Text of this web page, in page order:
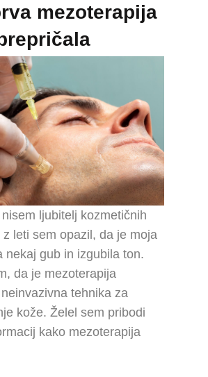
mezoterapija
ljubitelj kozmetičnih
z leti sem opazil, da je moja
nekaj gub in izgubila ton.
da je mezoterapija
tehnika za
kože. Želel sem pribodi
kako mezoterapija